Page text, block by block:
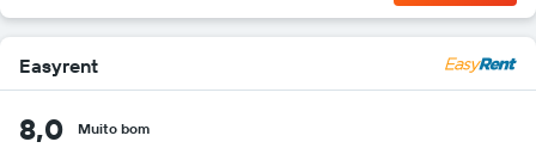
Easyrent
8,0 Muito bom